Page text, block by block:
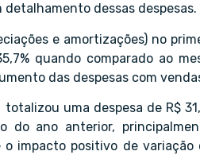
dessas despesas.
e amortizações) no
quando comparado ao
das despesas com
uma despesa de R$
do ano anterior,
impacto positivo de variação